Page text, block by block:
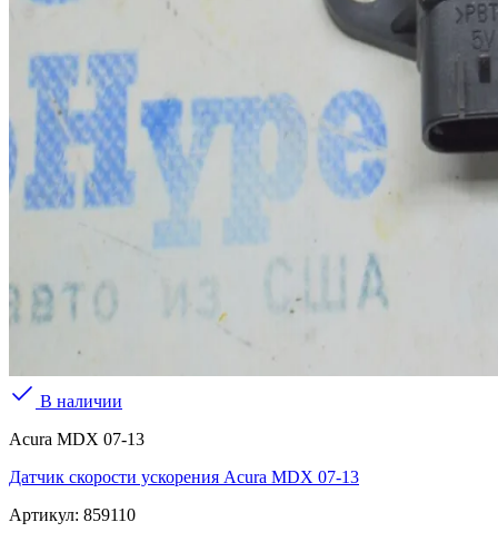
В наличии
Acura MDX 07-13
Датчик скорости ускорения Acura MDX 07-13
Артикул: 859110